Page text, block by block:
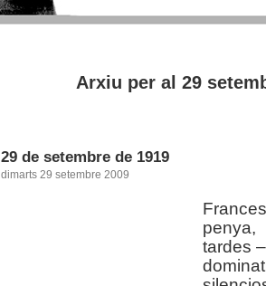
Arxiu per al 29
29 de setembre de 1919
dimarts 29 setembre 2009
tardes